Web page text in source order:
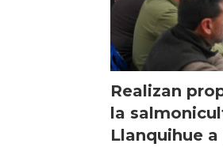
Realizan
la
Llanquihue a